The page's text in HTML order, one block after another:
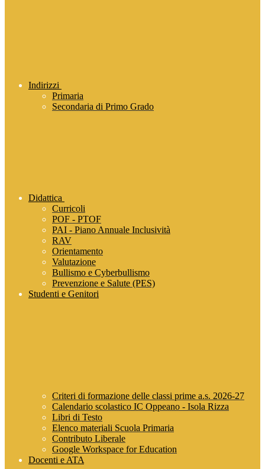
Indirizzi
Primaria
Secondaria di Primo Grado
Didattica
Curricoli
POF - PTOF
PAI - Piano Annuale Inclusività
RAV
Orientamento
Valutazione
Bullismo e Cyberbullismo
Prevenzione e Salute (PES)
Studenti e Genitori
Criteri di formazione delle classi prime a.s. 2026-27
Calendario scolastico IC Oppeano - Isola Rizza
Libri di Testo
Elenco materiali Scuola Primaria
Contributo Liberale
Google Workspace for Education
Docenti e ATA